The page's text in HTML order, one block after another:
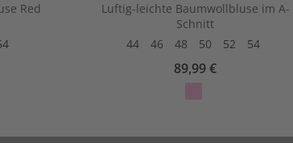
Red
Luftig-leichte Baumwollbluse im A-
Schnitt
44
46 48 50 52 54
89,99 €